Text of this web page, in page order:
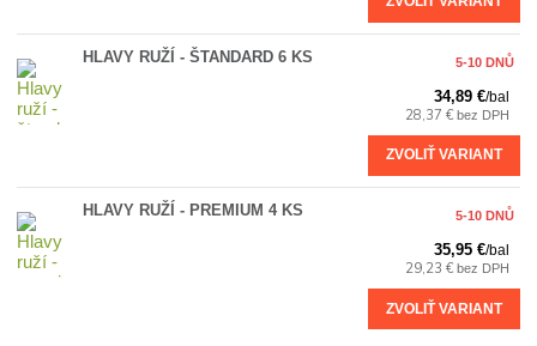
HLAVY RUŽÍ - ŠTANDARD 6 KS
34,89 €/bal
28,37 € bez DPH
5-10 DNŮ
ZVOLIŤ VARIANT
HLAVY RUŽÍ - PREMIUM 4 KS
35,95 €/bal
29,23 € bez DPH
5-10 DNŮ
ZVOLIŤ VARIANT